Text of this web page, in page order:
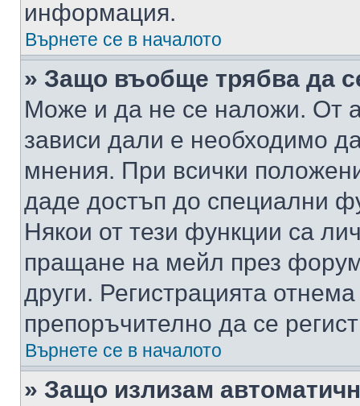
информация.
Върнете се в началото
» Защо въобще трябва да
Може и да не се наложи. От
зависи дали е необходимо
мнения. При всички
даде достъп до специални
Някои от тези функции са
пращане на мейл през
други. Регистрацията
препоръчително да се
Върнете се в началото
» Защо излизам